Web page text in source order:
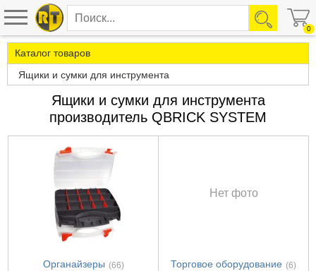
0
Каталог товаров
Ящики и сумки для инструмента
Ящики и сумки для инструмента
производитель QBRICK SYSTEM
Органайзеры (66)
Нет фото
Торговое оборудование (6)